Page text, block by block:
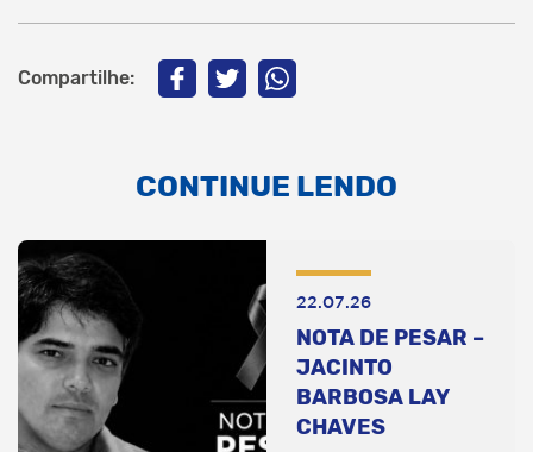
Compartilhe:
CONTINUE LENDO
22.07.26
NOTA DE PESAR –
JACINTO
BARBOSA LAY
CHAVES